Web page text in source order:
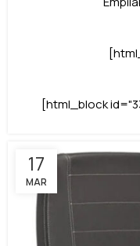
[html_block
17
MAR